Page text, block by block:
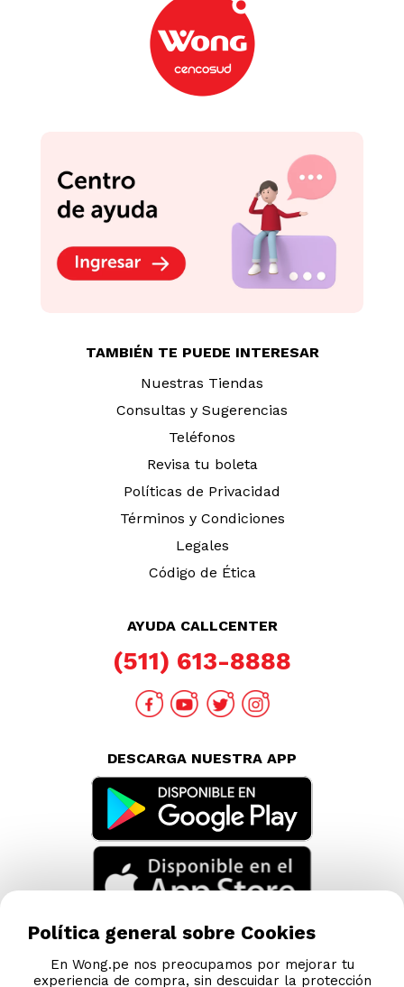
Café Molido Leyenda
Clásico 450g
42.90
Café Molido Lavazza Filt
Clásico 226.8g
35.90
TAMBIÉN TE PUEDE INTERESAR
Revisa tu boleta
Políticas de Privacidad
Legales
Código de Ética
AYUDA CALLCENTER
(511) 613-8888
DESCARGA NUESTRA APP
Política general sobre Cookies
En Wong.pe nos preocupamos por mejorar tu
experiencia de compra, sin descuidar la protección